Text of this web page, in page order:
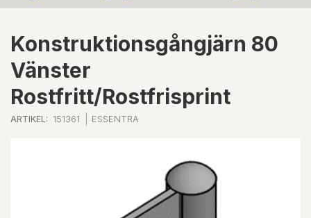
Konstruktionsgångjärn 80
Vänster
Rostfritt/Rostfrisprint
ARTIKEL: 151361 ESSENTRA